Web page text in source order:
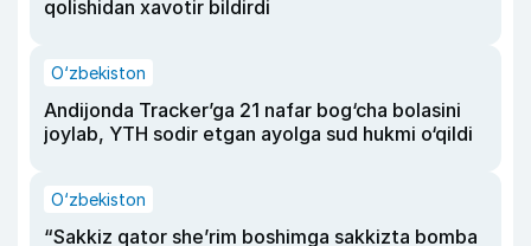
qolishidan xavotir bildirdi
O‘zbekiston
Andijonda Tracker’ga 21 nafar bog‘cha bolasini
joylab, YTH sodir etgan ayolga sud hukmi o‘qildi
O‘zbekiston
“Sakkiz qator she’rim boshimga sakkizta bomba